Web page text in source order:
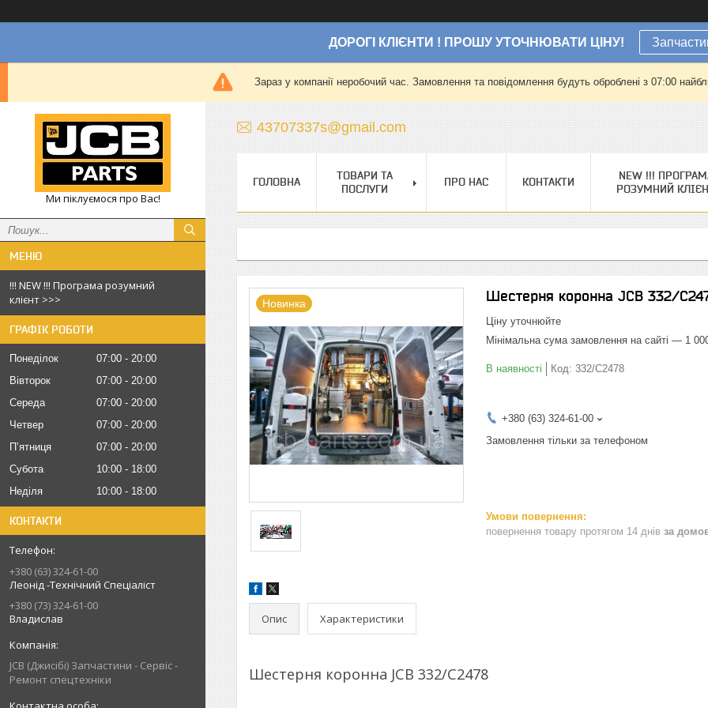
ДОРОГІ КЛІЄНТИ ! ПРОШУ УТОЧНЮВАТИ ЦІНУ!
Зараз у компанії неробочий час. Замовлення та повідомлення будуть оброблені з 07:00
Ми піклуємося про Вас!
!!! NEW !!! Програма розумний
клієнт >>>
ГРАФІК РОБОТИ
Понеділок 07:00
20:00
Вівторок
07:00
20:00
Середа
07:00
20:00
Четвер
07:00
20:00
Пʼятниця
07:00
20:00
Субота
10:00
18:00
Неділя
10:00 18:00
КОНТАКТИ
+380 (63) 324-61-00
Леонід -Технічний Спеціаліст
+380 (73) 324-61-00
Владислав
JCB (Джисібі) Запчастини - Сервіс -
Ремонт спецтехніки
43707337s@gmail.com
ГОЛОВНА
ТОВАРИ ТА
ПОСЛУГИ
ПРО НАС КОНТАКТИ
NEW !!!
РОЗУМНИЙ
Новинка Шестерня коронна JCB 332/
Ціну уточнюйте
Мінімальна сума замовлення на сайті — 1
В наявності Код: 332/C2478
+380 (63) 324-61-00
Замовлення тільки за телефоном
повернення товару протягом 14 днів за
Опис Характеристики
Шестерня коронна JCB 332/C2478